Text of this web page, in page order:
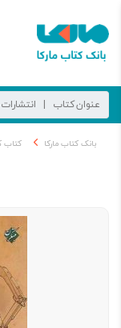
بانک کتاب مارکا کتاب